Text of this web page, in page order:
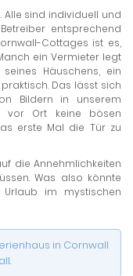
sind individuell und
entsprechend
Cottages ist es,
ein Vermieter legt
Häuschens, ein
Das lässt sich
Bildern in unserem
vor Ort keine bösen
erste Mal die Tür zu
die Annehmlichkeiten
Was also könnte
im mystischen
in Cornwall
.